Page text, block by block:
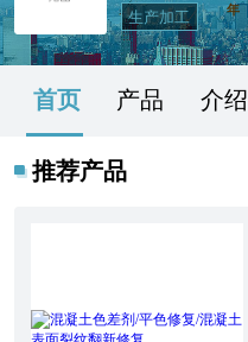
年
生产加工
首页 产品 介绍
推荐产品